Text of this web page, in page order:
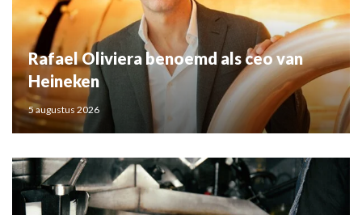
Rafael Oliviera benoemd als ceo van
Heineken
5 augustus 2026